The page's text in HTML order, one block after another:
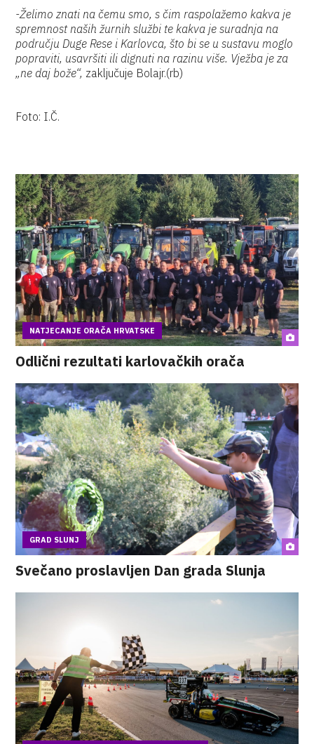
-Želimo znati na čemu smo, s čim raspolažemo kakva je
spremnost naših žurnih službi te kakva je suradnja na
području Duge Rese i Karlovca, što bi se u sustavu moglo
popraviti, usavršiti ili dignuti na razinu više. Vježba je za
„ne daj bože“, zaključuje Bolajr.(rb)
Foto: I.Č.
NATJECANJE ORAČA HRVATSKE
Odlični rezultati karlovačkih orača
GRAD SLUNJ
Svečano proslavljen Dan grada Slunja